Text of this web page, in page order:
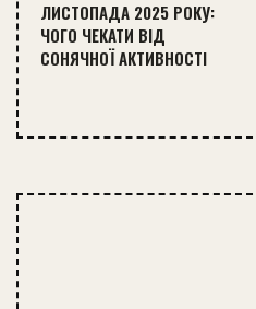
ЛИСТОПАДА 2025 РОКУ:
ЧОГО ЧЕКАТИ ВІД
СОНЯЧНОЇ АКТИВНОСТІ